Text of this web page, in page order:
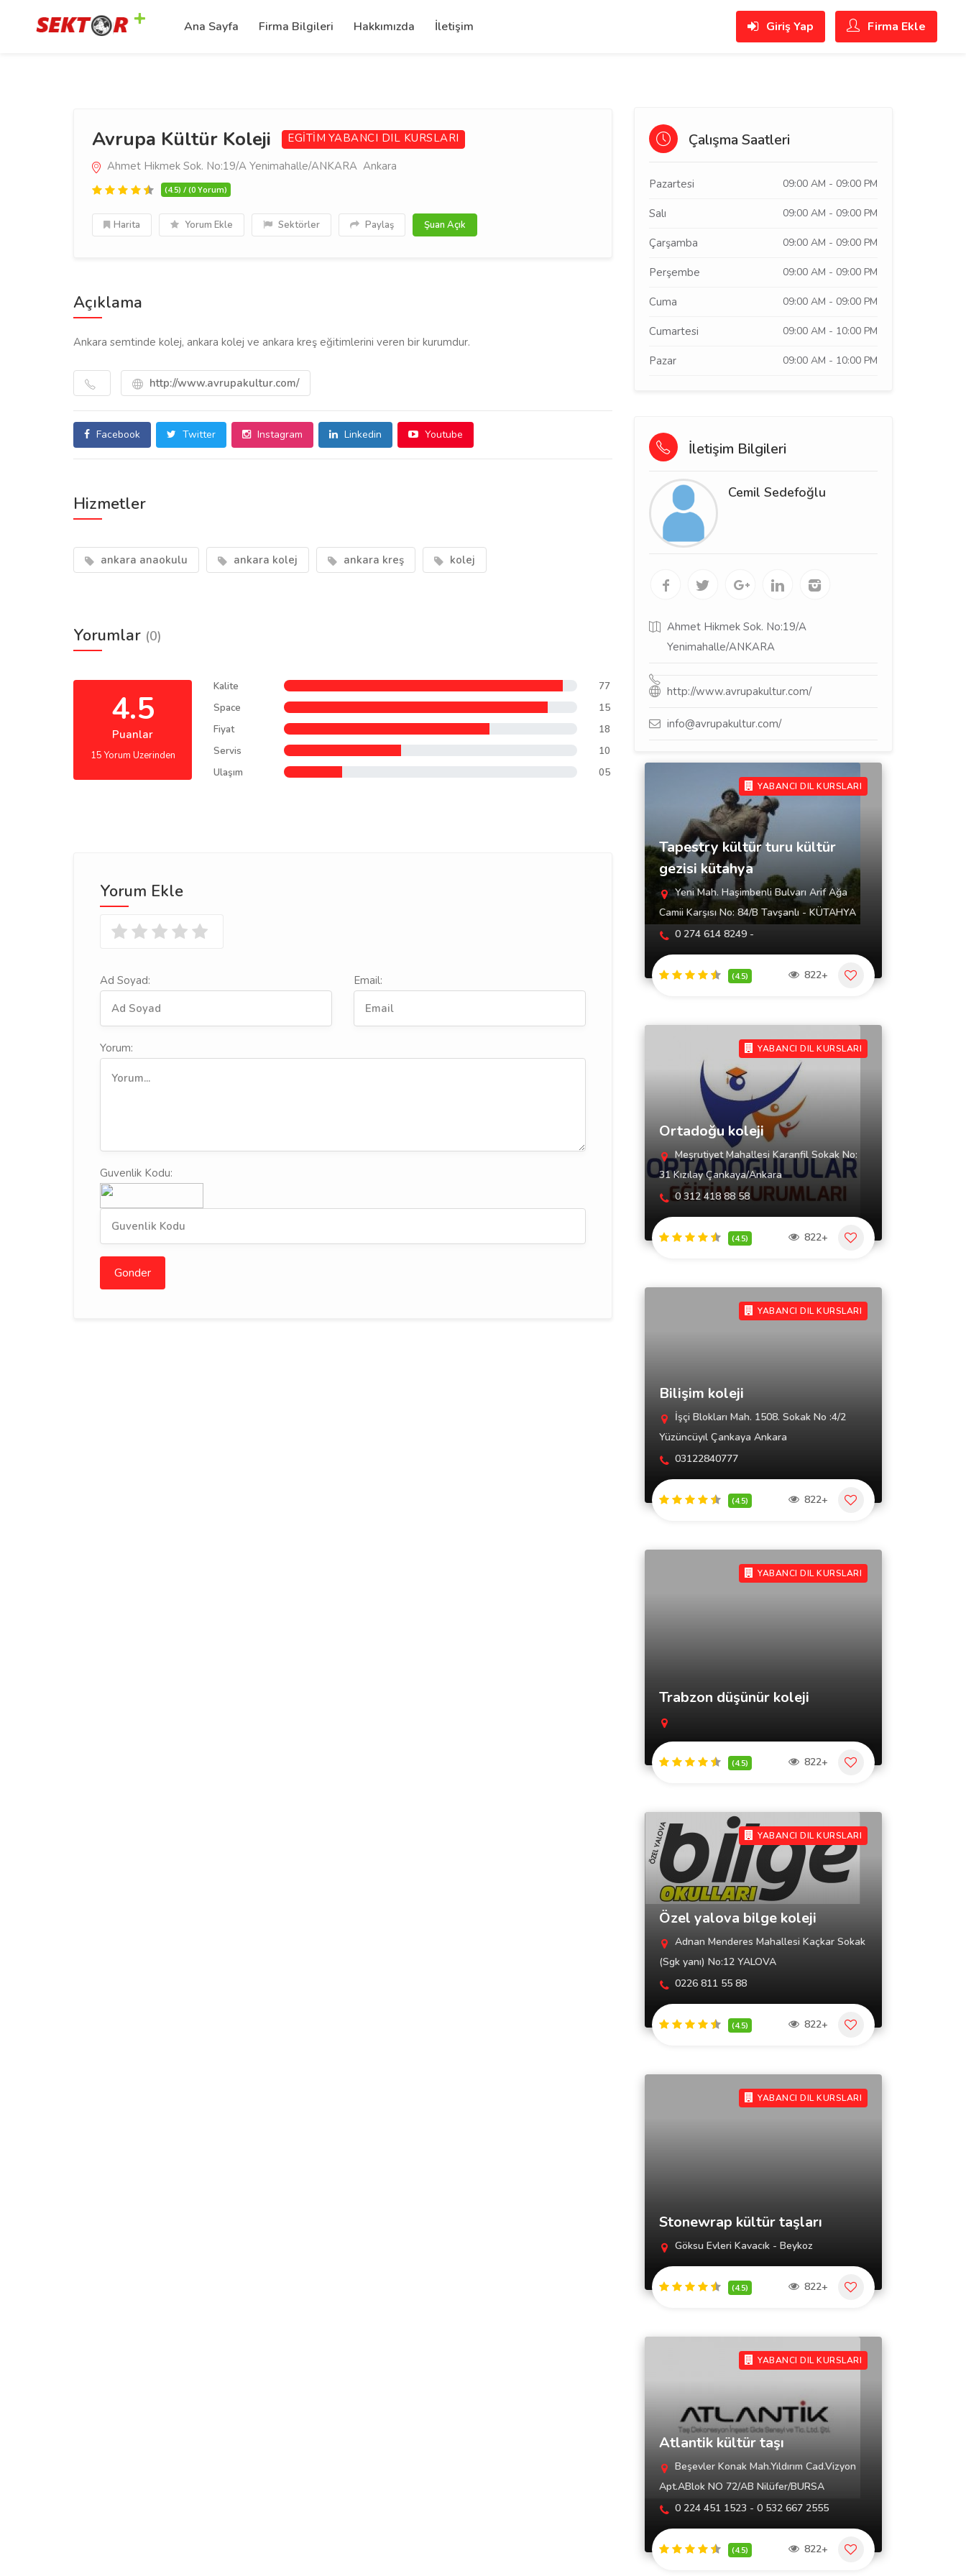
Ana Sayfa Firma Bilgileri Hakkımızda İletişim Giriş Yap Firma Ekle
Avrupa Kültür Koleji EGİTİM YABANCI DIL KURSLARI
Ahmet Hikmek Sok. No:19/A Yenimahalle/ANKARA Ankara
(4.5) / (0 Yorum)
Harita Yorum Ekle Sektörler Paylaş Şuan Açık
Açıklama
Ankara semtinde kolej, ankara kolej ve ankara kreş eğitimlerini veren bir kurumdur.
http://www.avrupakultur.com/
Facebook Twitter Instagram Linkedin Youtube
Hizmetler
ankara anaokulu ankara kolej ankara kreş kolej
Yorumlar (0)
4.5
Puanlar
15 Yorum Uzerinden
Kalite
77
Space
15
Fiyat
18
Servis
10
Ulaşım
05
Yorum Ekle
Ad Soyad: Email:
Yorum:
Guvenlik Kodu:
Gonder
Çalışma Saatleri
Pazartesi 09:00 AM - 09:00 PM
Salı 09:00 AM - 09:00 PM
Çarşamba 09:00 AM - 09:00 PM
Perşembe 09:00 AM - 09:00 PM
Cuma 09:00 AM - 09:00 PM
Cumartesi 09:00 AM - 10:00 PM
Pazar 09:00 AM - 10:00 PM
İletişim Bilgileri
Cemil Sedefoğlu
Ahmet Hikmek Sok. No:19/A
Yenimahalle/ANKARA
http://www.avrupakultur.com/
info@avrupakultur.com/
YABANCI DIL KURSLARI
Tapestry kültür turu kültür
gezisi kütahya
Yeni Mah. Haşimbenli Bulvarı Arif Ağa
Camii Karşısı No: 84/B Tavşanlı - KÜTAHYA
0 274 614 8249 -
(4.5) 822+
YABANCI DIL KURSLARI
Ortadoğu koleji
Meşrutiyet Mahallesi Karanfil Sokak No:
31 Kızılay Çankaya/Ankara
0 312 418 88 58
(4.5) 822+
YABANCI DIL KURSLARI
Bilişim koleji
İşçi Blokları Mah. 1508. Sokak No :4/2
Yüzüncüyıl Çankaya Ankara
03122840777
(4.5) 822+
YABANCI DIL KURSLARI
Trabzon düşünür koleji
(4.5) 822+
YABANCI DIL KURSLARI
Özel yalova bilge koleji
Adnan Menderes Mahallesi Kaçkar Sokak
(Sgk yanı) No:12 YALOVA
0226 811 55 88
(4.5) 822+
YABANCI DIL KURSLARI
Stonewrap kültür taşları
Göksu Evleri Kavacık - Beykoz
(4.5) 822+
YABANCI DIL KURSLARI
Atlantik kültür taşı
Beşevler Konak Mah.Yıldırım Cad.Vizyon
Apt.ABlok NO 72/AB Nilüfer/BURSA
0 224 451 1523 - 0 532 667 2555
(4.5) 822+